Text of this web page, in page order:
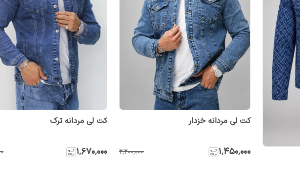
کت لی مردانه خزدار
۱٬۴۵۰٬۰۰۰ ۲٬۲۰۰٬۰۰۰
کت لی مردانه ترک
۱٬۶۷۰٬۰۰۰